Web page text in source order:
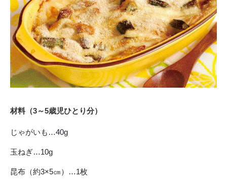
材料（3～5歳児ひとり分）
じゃがいも…40g
玉ねぎ…10g
昆布（約3×5㎝）…1枚